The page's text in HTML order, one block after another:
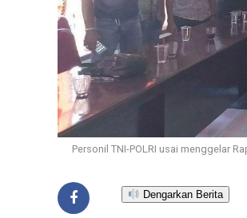
Personil TNI-POLRI usai menggelar
Dengarkan Berita